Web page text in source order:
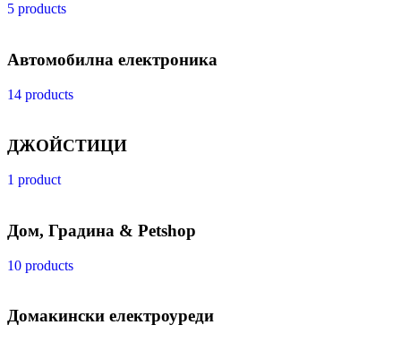
5 products
Автомобилна електроника
14 products
ДЖОЙСТИЦИ
1 product
Дом, Градина & Petshop
10 products
Домакински електроуреди